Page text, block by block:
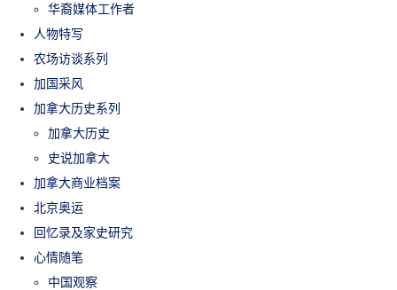
华裔媒体工作者
人物特写
农场访谈系列
加国采风
加拿大历史系列
加拿大历史
史说加拿大
加拿大商业档案
北京奥运
回忆录及家史研究
心情随笔
中国观察